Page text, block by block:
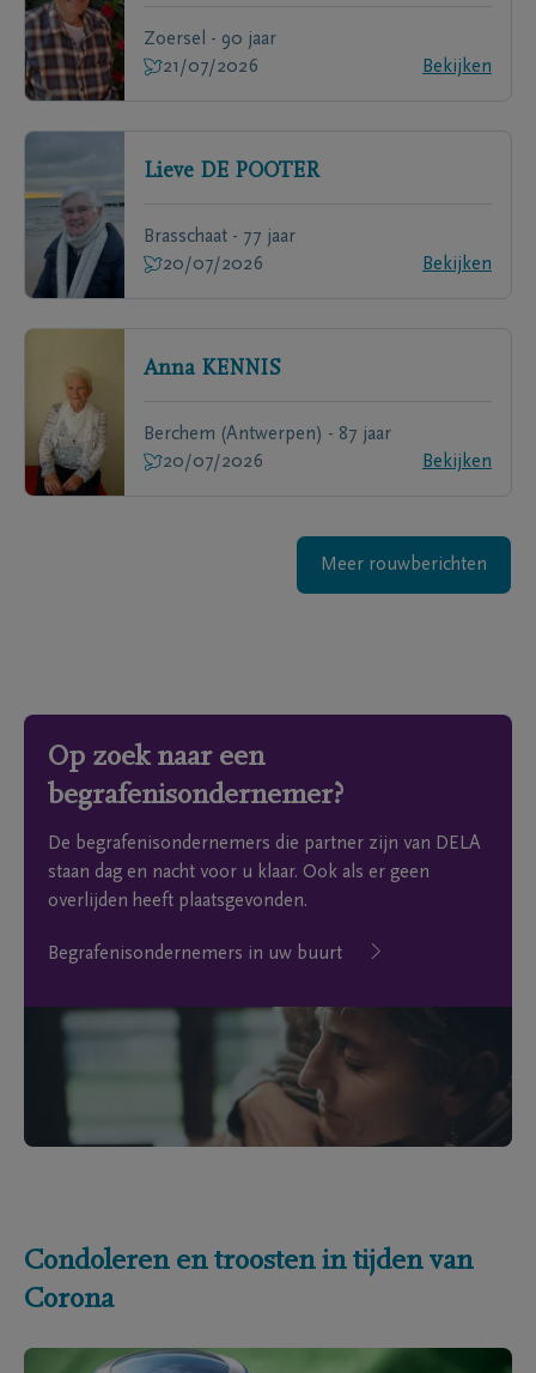
Zoersel - 90 jaar
21/07/2026
Bekijken
Lieve DE POOTER
Brasschaat - 77 jaar
20/07/2026
Bekijken
Anna KENNIS
Berchem (Antwerpen) - 87 jaar
20/07/2026
Bekijken
Meer rouwberichten
Op zoek naar een
begrafenisondernemer?
De begrafenisondernemers die partner zijn van DELA
staan dag en nacht voor u klaar. Ook als er geen
overlijden heeft plaatsgevonden.
Begrafenisondernemers in uw buurt
Condoleren en troosten in tijden van
Corona